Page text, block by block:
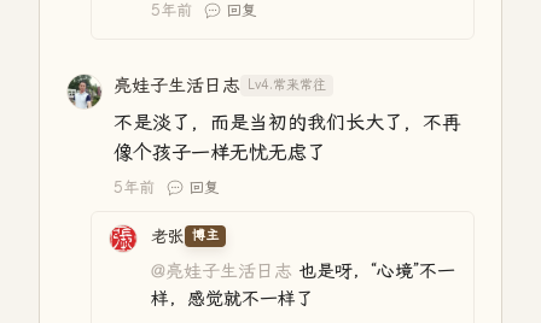
5年前 回复
亮娃子生活日志 Lv4.常来常往
不是淡了，而是当初的我们长大了，不再
像个孩子一样无忧无虑了
5年前 回复
老张 博主
@亮娃子生活日志 也是呀，“心境”不一
样，感觉就不一样了